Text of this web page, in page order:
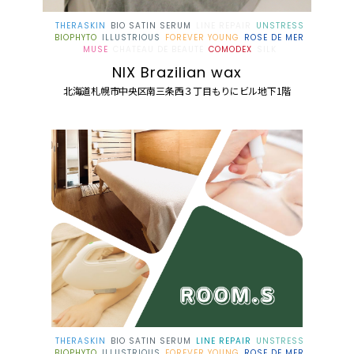
THERASKIN BIO SATIN SERUM
UNSTRESS
BIOPHYTO ILLUSTRIOUS FOREVER YOUNG ROSE DE MER
MUSE
COMODEX
NIX Brazilian wax
北海道札幌市中央区南三条西３丁目もりにビル地下1階
THERASKIN BIO SATIN SERUM LINE REPAIR UNSTRESS